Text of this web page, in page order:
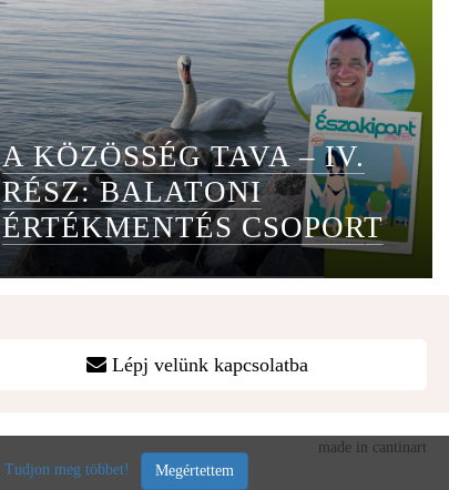
A KÖZÖSSÉG TAVA – IV.
RÉSZ: BALATONI
ÉRTÉKMENTÉS CSOPORT
Lépj velünk kapcsolatba
made in cantinart
Tudjon meg többet! Megértettem